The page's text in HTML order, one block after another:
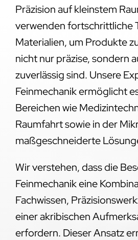
Präzision auf kleinstem
verwenden fortschrittliche
Materialien, um Produkte
nicht nur präzise, sondern
zuverlässig sind. Unsere
Feinmechanik ermöglicht
Bereichen wie
Raumfahrt sowie in der
maßgeschneiderte
Wir verstehen, dass die
Feinmechanik eine
Fachwissen,
einer akribischen
erfordern. Dieser Ansatz